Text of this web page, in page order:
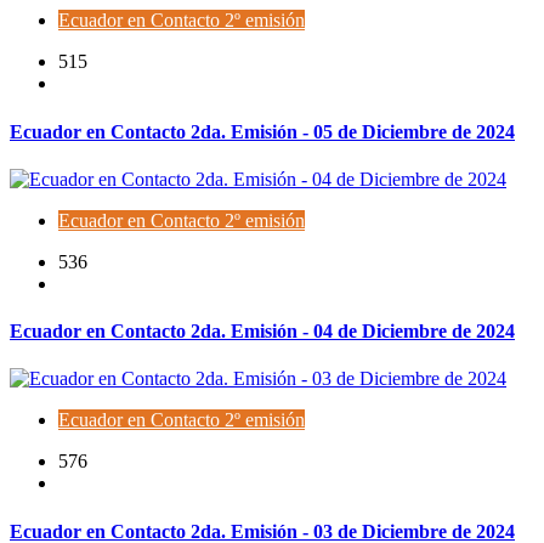
Ecuador en Contacto 2º emisión
515
Ecuador en Contacto 2da. Emisión - 05 de Diciembre de 2024
Ecuador en Contacto 2º emisión
536
Ecuador en Contacto 2da. Emisión - 04 de Diciembre de 2024
Ecuador en Contacto 2º emisión
576
Ecuador en Contacto 2da. Emisión - 03 de Diciembre de 2024